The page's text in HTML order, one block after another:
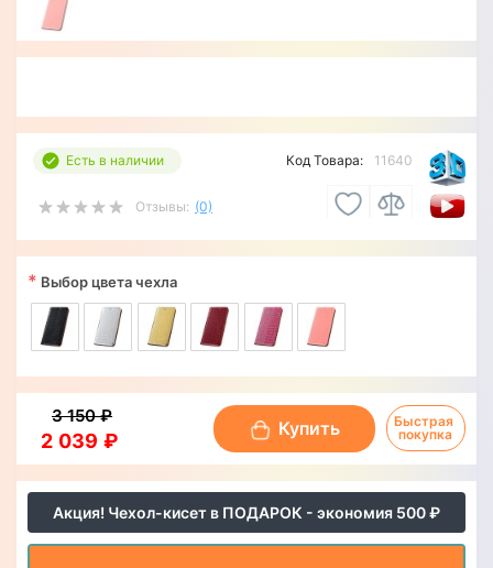
Есть в наличии
Отзывы: (0)
Код Товара: 11640
Акция! Чехол-кисет в ПОДАРОК - экономия 500 ₽
* Выбор цвета чехла
2 039 ₽
3 150 ₽
Купить
Быстрая
покупка